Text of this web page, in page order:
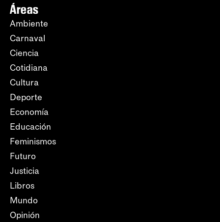
Áreas
Ambiente
Carnaval
Ciencia
Cotidiana
Cultura
Deporte
Economía
Educación
Feminismos
Futuro
Justicia
Libros
Mundo
Opinión